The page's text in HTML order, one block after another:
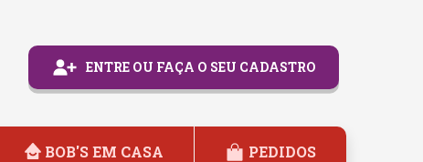
ENTRE OU FAÇA O SEU CADASTRO
BOB'S EM CASA PEDIDOS